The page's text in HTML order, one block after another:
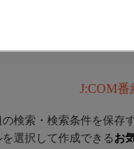
J:COM
検索・検索条件を保存
選択して作成できる お